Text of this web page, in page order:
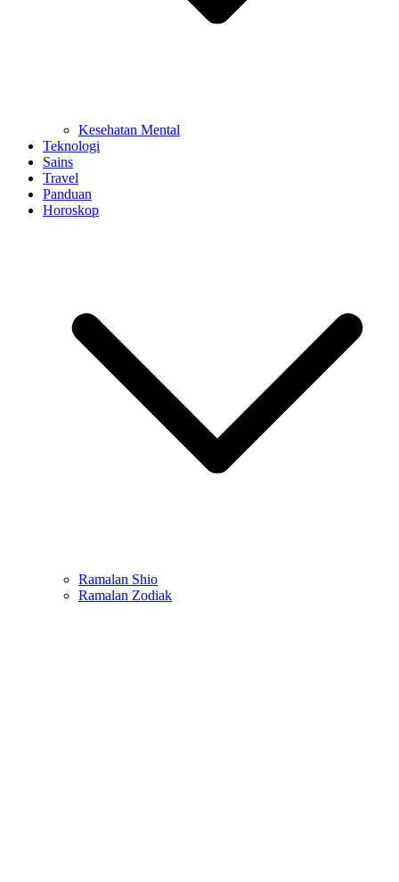
Kesehatan Mental
Teknologi
Sains
Travel
Panduan
Horoskop
Ramalan Shio
Ramalan Zodiak